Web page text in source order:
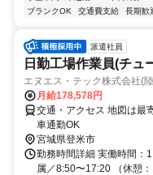
ブランクOK
交通費支給 長期歓
派遣社員
日勤工場作業員(チュ
エヌエス・テック株式会社(
月給178,578円
交通・アクセス 地図は
車通勤OK
宮城県登米市
勤務時間詳細 実働時間：
属／8:50〜17:20 （休憩